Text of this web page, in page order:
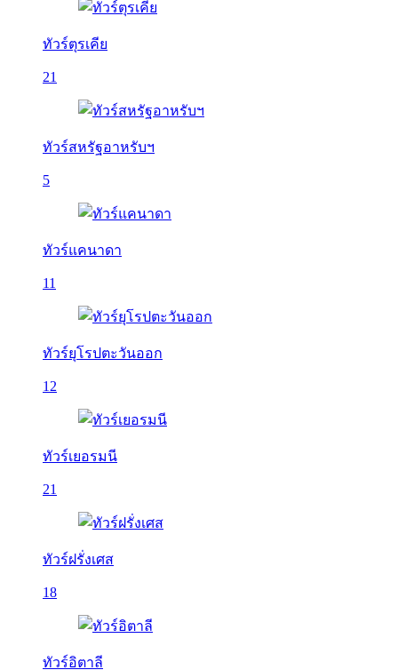
ทัวร์ตุรเคีย
21
ทัวร์สหรัฐอาหรับฯ
5
ทัวร์แคนาดา
11
ทัวร์ยุโรปตะวันออก
12
ทัวร์เยอรมนี
21
ทัวร์ฝรั่งเศส
18
ทัวร์อิตาลี